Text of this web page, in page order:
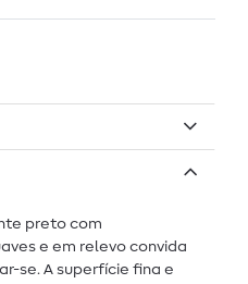
preto com
e em relevo convida
se. A superfície fina e